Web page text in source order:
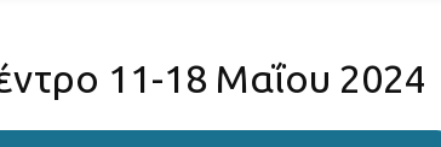
11-18 Μαΐου 2024